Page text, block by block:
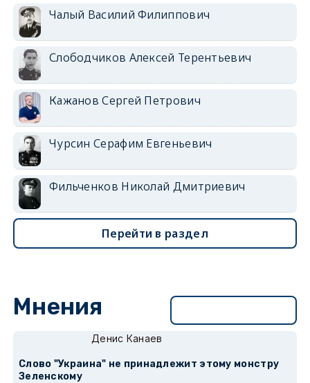
Чалый Василий Филиппович
Слободчиков Алексей Терентьевич
Кажанов Сергей Петрович
Чурсин Серафим Евгеньевич
Фильченков Николай Дмитриевич
Перейти в раздел
Мнения
Денис Канаев
Слово "Украина" не принадлежит этому монстру
Зеленскому